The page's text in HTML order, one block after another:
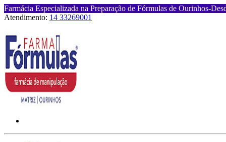
Farmácia Especializada na Preparação de Fórmulas de Ourinhos-
Atendimento: 14 33269001